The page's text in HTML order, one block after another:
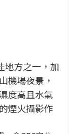
地方之一，加
機場夜景，
度高且水氣
煙火攝影作